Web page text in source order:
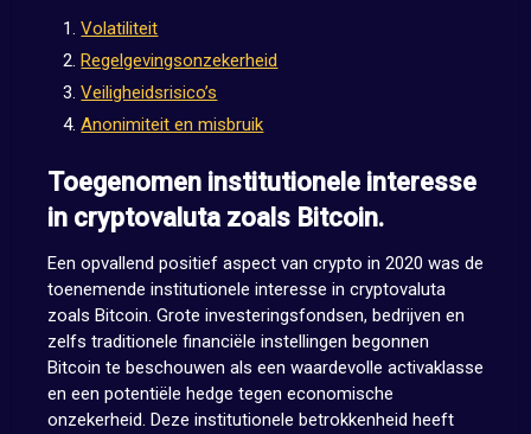
Volatiliteit
Regelgevingsonzekerheid
Veiligheidsrisico’s
Anonimiteit en misbruik
Toegenomen institutionele interesse
in cryptovaluta zoals Bitcoin.
Een opvallend positief aspect van crypto in 2020 was de
toenemende institutionele interesse in cryptovaluta
zoals Bitcoin. Grote investeringsfondsen, bedrijven en
zelfs traditionele financiële instellingen begonnen
Bitcoin te beschouwen als een waardevolle activaklasse
en een potentiële hedge tegen economische
onzekerheid. Deze institutionele betrokkenheid heeft